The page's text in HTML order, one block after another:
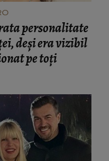
personalitate
deși era vizibil
pe toți